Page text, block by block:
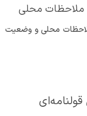
ملاحظات محلی
محلی و وضعیت